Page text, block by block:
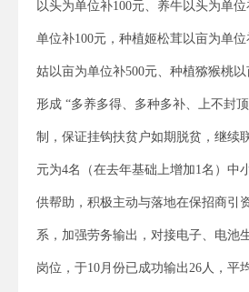
以头为单位补100元、养牛以头为单
单位补100元，种植姬松茸以亩为单
姑以亩为单位补500元、种植猕猴桃以
形成 “多养多得、多种多补、上不封
制，保证挂钩扶贫户如期脱贫，继续
元为4名（在去年基础上增加1名）中
供帮助，积极主动与落地在保招商引
系，加强劳务输出，对接电子、电池
岗位，于10月份已成功输出26人，平